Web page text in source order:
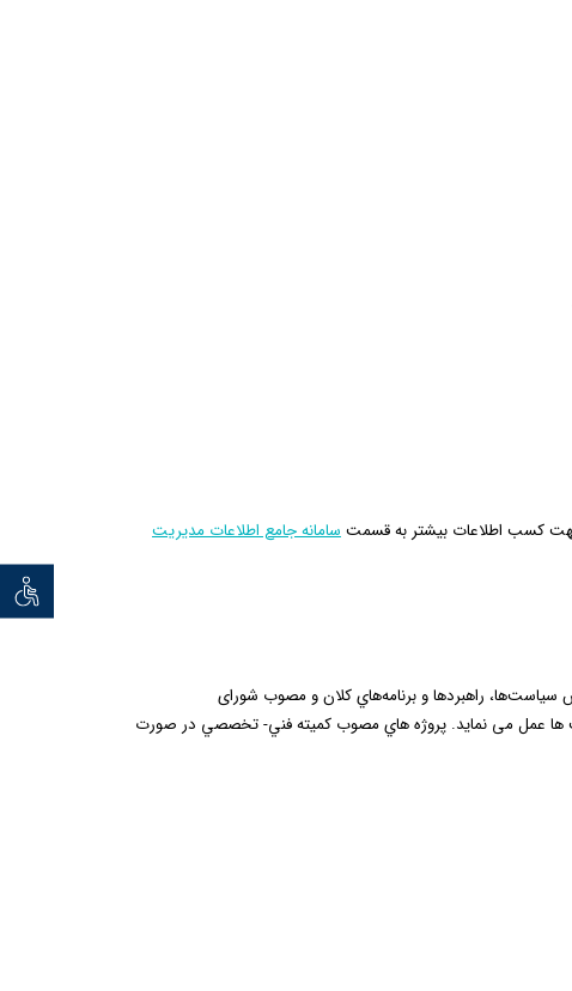
توان
كسب اطلاعات بيشتر به قسمتسامانه جامع اطلاعات مديريت
(نظام­نامه) تشكيل گرديده و براساس سياست‌ها، راهبردها و برنامه‌هاي كلان و مصوب شورای
ها عمل می نماید. پروژه هاي مصوب كميته فني- تخصصي در صورت